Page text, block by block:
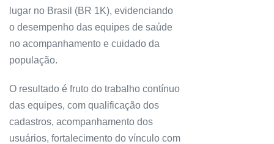
lugar no Brasil (BR 1K), evidenciando
o desempenho das equipes de saúde
no acompanhamento e cuidado da
população.
O resultado é fruto do trabalho contínuo
das equipes, com qualificação dos
cadastros, acompanhamento dos
usuários, fortalecimento do vínculo com